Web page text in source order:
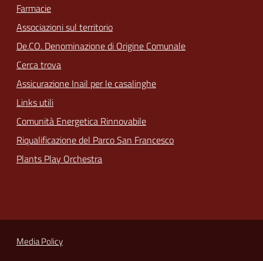
Farmacie
Associazioni sul territorio
De.CO. Denominazione di Origine Comunale
Cerca trova
Assicurazione Inail per le casalinghe
Links utili
Comunità Energetica Rinnovabile
Riqualificazione del Parco San Francesco
Plants Play Orchestra
Media Policy